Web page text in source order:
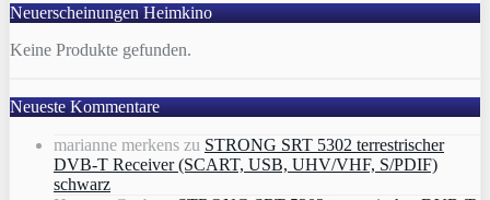
Neuerscheinungen Heimkino
Keine Produkte gefunden.
Neueste Kommentare
marianne merkens zu STRONG SRT 5302 terrestrischer
DVB-T Receiver (SCART, USB, UHV/VHF, S/PDIF)
schwarz